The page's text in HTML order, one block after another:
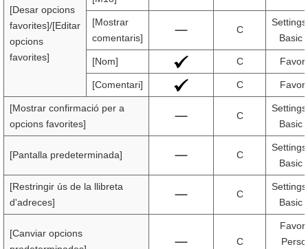
[Desar opcions
favorites]/[Editar
opcions
favorites]
[Mostrar
comentaris]
C
Basic
[Nom] C
[Comentari] C
[Mostrar confirmació per a
opcions favorites]
C
Basic
[Pantalla predeterminada] C
Basic
[Restringir ús de la llibreta
d'adreces]
C
Basic
[Canviar opcions
C